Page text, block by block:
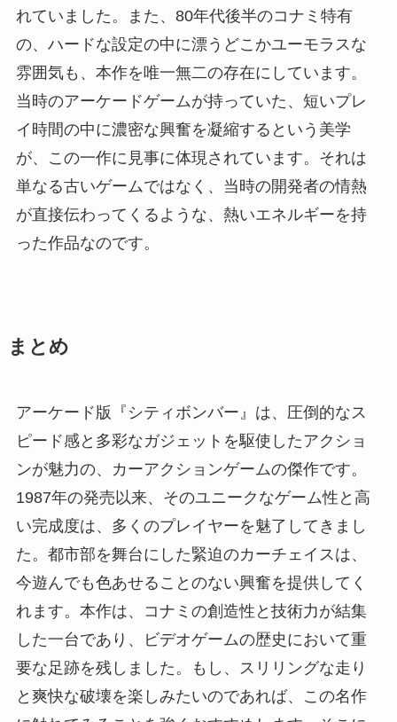
れていました。また、80年代後半のコナミ特有
の、ハードな設定の中に漂うどこかユーモラスな
雰囲気も、本作を唯一無二の存在にしています。
当時のアーケードゲームが持っていた、短いプレ
イ時間の中に濃密な興奮を凝縮するという美学
が、この一作に見事に体現されています。それは
単なる古いゲームではなく、当時の開発者の情熱
が直接伝わってくるような、熱いエネルギーを持
った作品なのです。
まとめ
アーケード版『シティボンバー』は、圧倒的なス
ピード感と多彩なガジェットを駆使したアクショ
ンが魅力の、カーアクションゲームの傑作です。
1987年の発売以来、そのユニークなゲーム性と高
い完成度は、多くのプレイヤーを魅了してきまし
た。都市部を舞台にした緊迫のカーチェイスは、
今遊んでも色あせることのない興奮を提供してく
れます。本作は、コナミの創造性と技術力が結集
した一台であり、ビデオゲームの歴史において重
要な足跡を残しました。もし、スリリングな走り
と爽快な破壊を楽しみたいのであれば、この名作